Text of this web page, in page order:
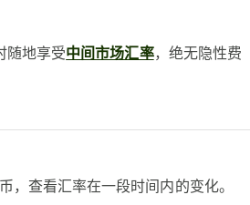
随地享受中间市场汇率，绝无隐性费
，查看汇率在一段时间内的变化。